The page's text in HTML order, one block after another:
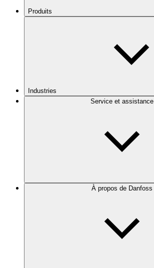
Produits
Industries
Service et assistance
À propos de Danfoss